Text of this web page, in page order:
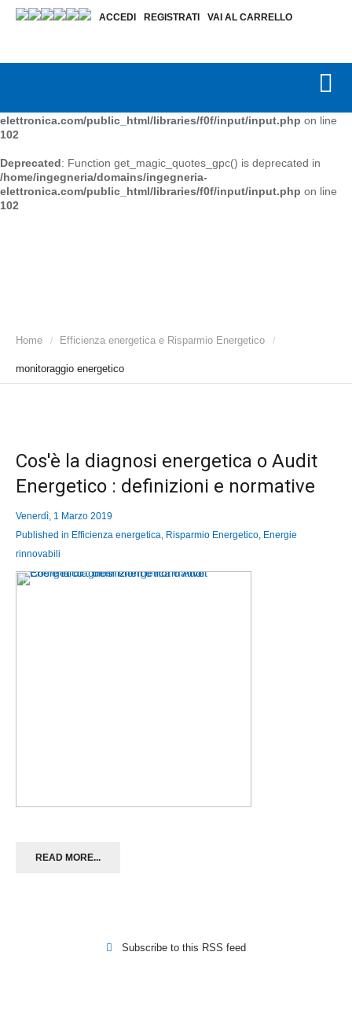
Deprecated: Function get_magic_quotes_gpc() is deprecated in
102
elettronica.com/public_html/libraries/f0f/input/input.php on line
102
Deprecated: Function get_magic_quotes_gpc() is deprecated in
/home/ingegneria/domains/ingegneria-
elettronica.com/public_html/libraries/f0f/input/input.php on line
102
ACCEDI REGISTRATI VAI AL CARRELLO
Home / Efficienza energetica e Risparmio Energetico /
monitoraggio energetico
Cos'è la diagnosi energetica o Audit
Energetico : definizioni e normative
Venerdì, 1 Marzo 2019
Published in Efficienza energetica, Risparmio Energetico, Energie
rinnovabili
READ MORE...
Subscribe to this RSS feed